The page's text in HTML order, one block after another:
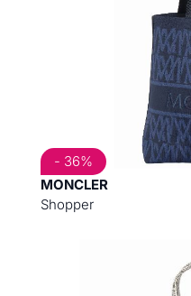
MONCLER
Shopper
- 36%